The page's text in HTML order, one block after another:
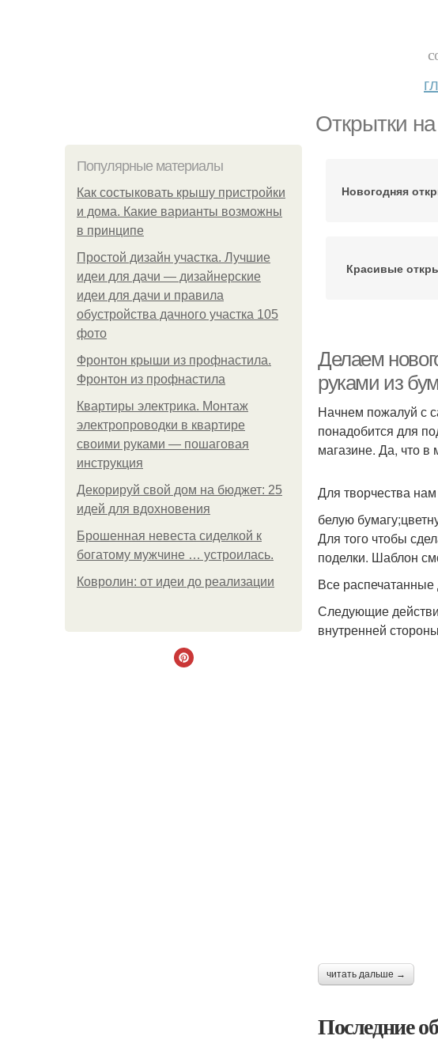
Открытки
Популярные материалы
Как состыковать крышу пристройки
и дома. Какие варианты возможны
в принципе
Простой дизайн участка. Лучшие
идеи для дачи — дизайнерские
идеи для дачи и правила
обустройства дачного участка 105
фото
Фронтон крыши из профнастила.
Фронтон из профнастила
Квартиры электрика. Монтаж
электропроводки в квартире
своими руками — пошаговая
инструкция
Декорируй свой дом на бюджет: 25
идей для вдохновения
Брошенная невеста сиделкой к
богатому мужчине … устроилась.
Ковролин: от идеи до реализации
Новогодняя
Красивые
Делаем
руками из
Начнем пожалуй с
понадобится для
магазине. Да, что в
Для творчества
белую
Для того чтобы
поделки. Шаблон
Все распечатанные
Следующие
внутренней
читать дальше →
Последние